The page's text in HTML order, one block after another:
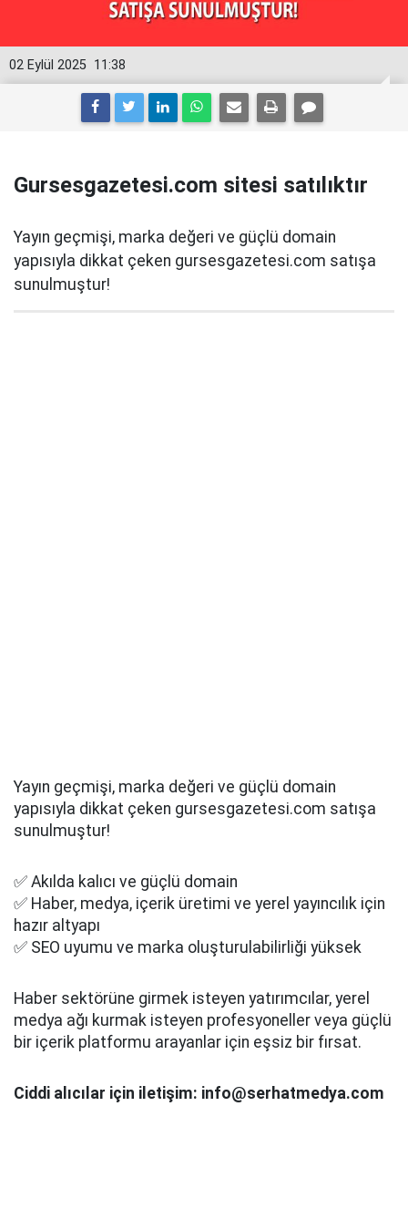
11:38
02 Eylül 2025
Gursesgazetesi.com sitesi satılıktır
Yayın geçmişi, marka değeri ve güçlü domain
yapısıyla dikkat çeken gursesgazetesi.com satışa
sunulmuştur!
Yayın geçmişi, marka değeri ve güçlü domain
yapısıyla dikkat çeken gursesgazetesi.com satışa
sunulmuştur!
✅ Akılda kalıcı ve güçlü domain
✅ Haber, medya, içerik üretimi ve yerel yayıncılık için
hazır altyapı
✅ SEO uyumu ve marka oluşturulabilirliği yüksek
Haber sektörüne girmek isteyen yatırımcılar, yerel
medya ağı kurmak isteyen profesyoneller veya güçlü
bir içerik platformu arayanlar için eşsiz bir fırsat.
Ciddi alıcılar için iletişim: info@serhatmedya.com